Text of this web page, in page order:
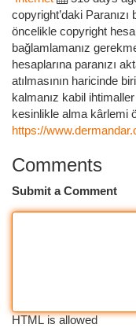
copyright’daki
öncelikle copyright
bağlamlamanız
hesaplarına paranızı
atılmasının haricinde
kalmanız kabil
kesinlikle alma kârlemi
https://
Comments
Submit a Comment
HTML is allowed